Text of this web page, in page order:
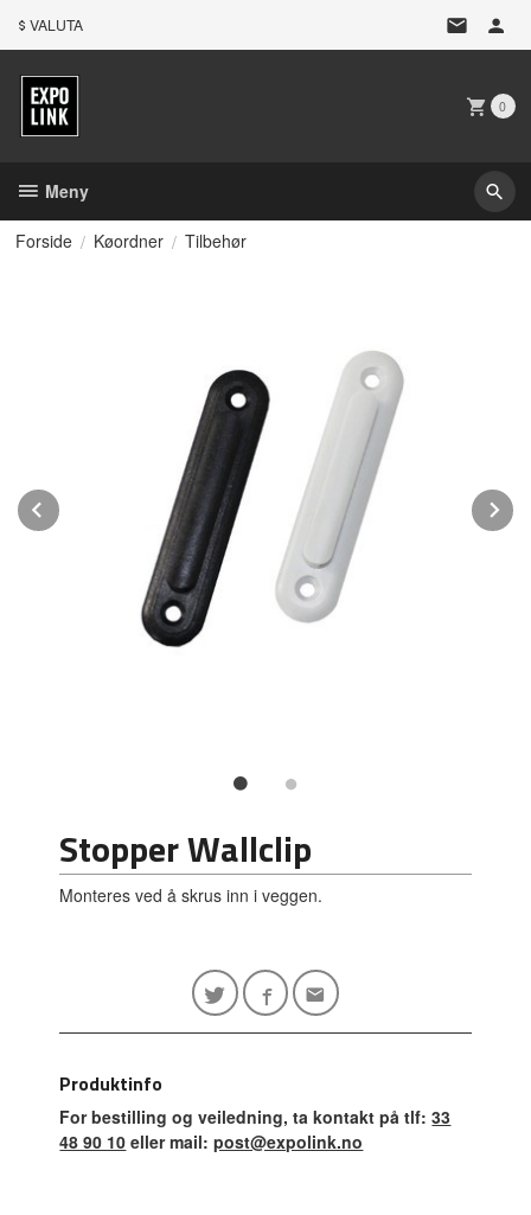
VALUTA
0
Meny
Forside Køordner Tilbehør
Prev
Stopper Wallclip
Monteres ved å skrus inn i veggen.
Produktinfo
For bestilling og veiledning, ta kontakt på tlf:33
48 90 10 eller mail:post@expolink.no